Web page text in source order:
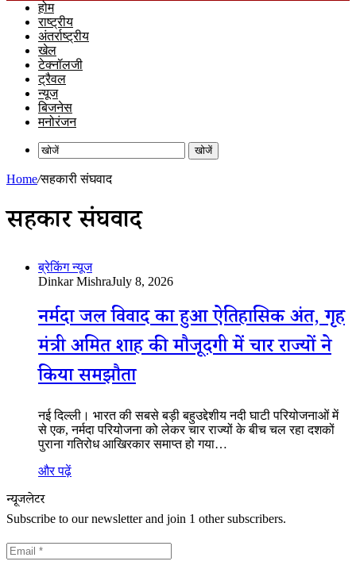
होम
राष्ट्रीय
अंतर्राष्ट्रीय
खेल
टेक्नॉलजी
ट्रैवल
न्यूज
बिजनेस
मनोरंजन
खोजें
Home/सहकारी संघवाद
सहकारी संघवाद
ब्रेकिंग न्यूज
Dinkar MishraJuly 8, 2026
नर्मदा जल विवाद का हुआ ऐतिहासिक अंत, गृह
मंत्री अमित शाह की मौजूदगी में चार राज्यों ने
किया समझौता
नई दिल्ली। भारत की सबसे बड़ी बहुउद्देशीय नदी घाटी परियोजनाओं में
से एक, नर्मदा परियोजना को लेकर चार राज्यों के बीच चल रहा दशकों
पुराना गतिरोध आखिरकार समाप्त हो गया…
और पढ़ें
न्यूजलेटर
Subscribe to our newsletter and join 1 other subscribers.